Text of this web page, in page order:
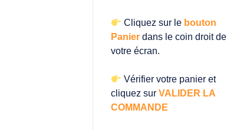
Cliquez sur le bouton
Panier dans le coin droit de
votre écran.
Vérifier votre panier et
cliquez sur VALIDER LA
COMMANDE